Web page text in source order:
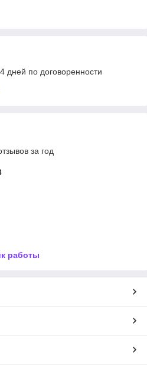
дней по договоренности
за год
работы